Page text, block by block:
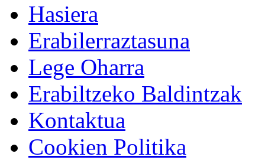
Hasiera
Erabilerraztasuna
Lege Oharra
Erabiltzeko Baldintzak
Kontaktua
Cookien Politika